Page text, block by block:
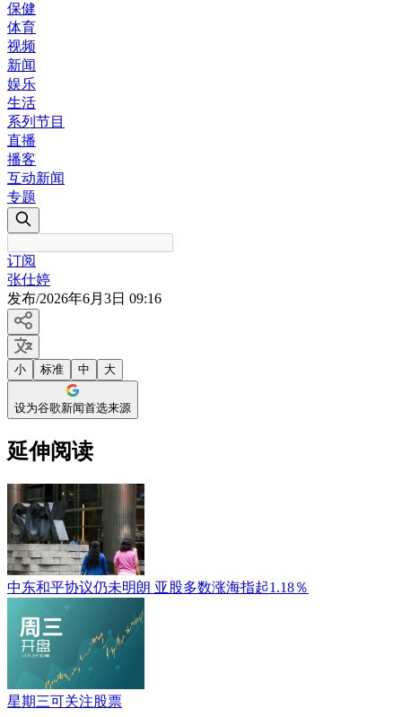
保健
体育
视频
新闻
娱乐
生活
系列节目
直播
播客
互动新闻
专题
订阅
张仕婷
发布/2026年6月3日 09:16
小 标准 中 大
设为谷歌新闻首选来源
延伸阅读
中东和平协议仍未明朗 亚股多数涨海指起1.18％
星期三可关注股票